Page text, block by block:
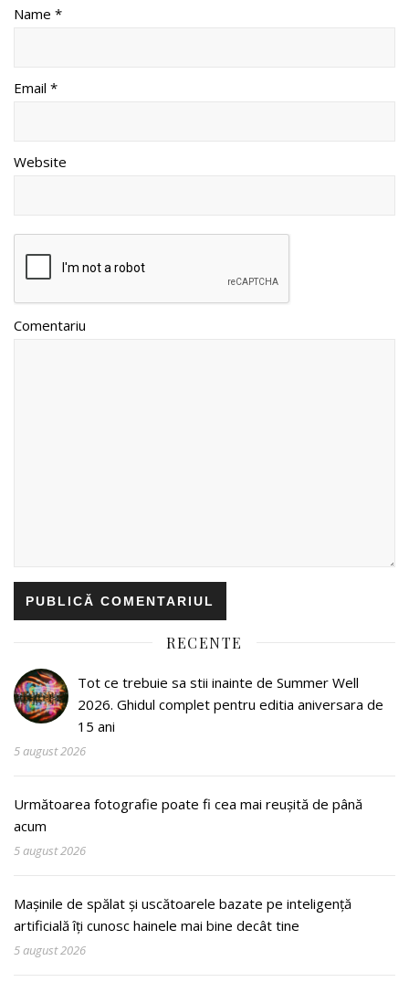
Name *
Email *
Website
Comentariu
RECENTE
Tot ce trebuie sa stii inainte de Summer Well
2026. Ghidul complet pentru editia aniversara de
15 ani
5 august 2026
Următoarea fotografie poate fi cea mai reușită de până
acum
5 august 2026
Mașinile de spălat și uscătoarele bazate pe inteligență
artificială îți cunosc hainele mai bine decât tine
5 august 2026